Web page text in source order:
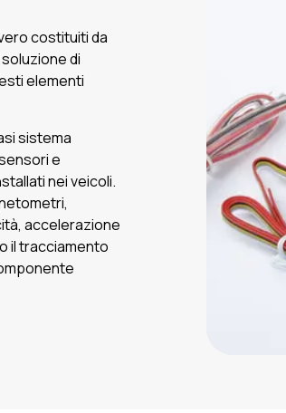
costituiti da
di
elementi
sistema
e
nei veicoli.
accelerazione
il tracciamento